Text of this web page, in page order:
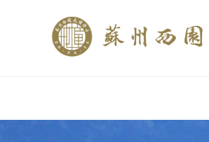
$description = category_description(); } elseif
trim(strip_tags($description)); ?>